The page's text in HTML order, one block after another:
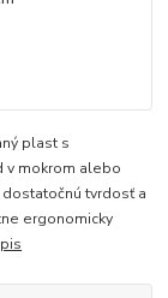
plast s
v mokrom alebo
dostatočnú tvrdosť a
ergonomicky